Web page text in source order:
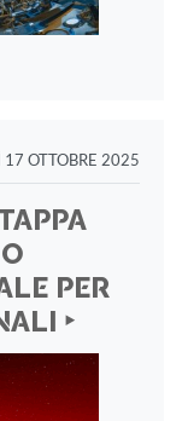
17 OTTOBRE 2025
PER
‣